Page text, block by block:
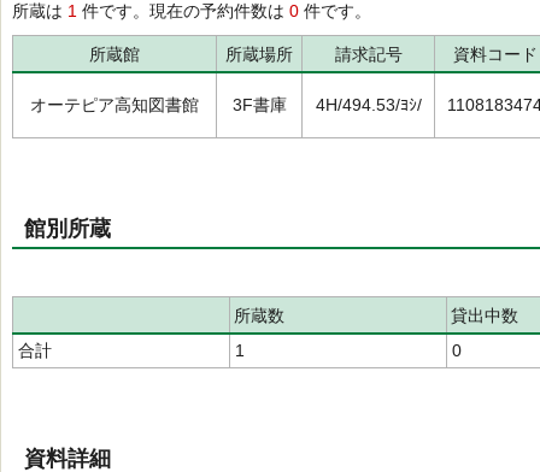
所蔵は 1 件です。現在の予約件数は 0 件です。
所蔵館 所蔵場所 請求記号 資料コード
オーテピア高知図書館 3F書庫 4H/494.53/ﾖｼ/
館別所蔵
所蔵数
貸出中数
合計
1 0
資料詳細